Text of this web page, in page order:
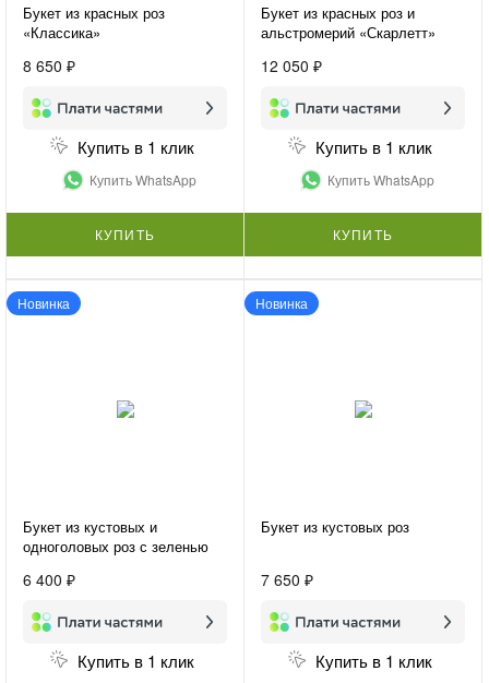
Букет из красных роз
«Классика»
8 650 ₽
Купить в 1 клик
Купить WhatsApp
КУПИТЬ
Букет из красных роз и
альстромерий «Скарлетт»
12 050 ₽
Купить в 1 клик
Купить WhatsApp
КУПИТЬ
Новинка
Букет из кустовых и
одноголовых роз с зеленью
6 400 ₽
Купить в 1 клик
Новинка
Букет из кустовых роз
7 650 ₽
Купить в 1 клик